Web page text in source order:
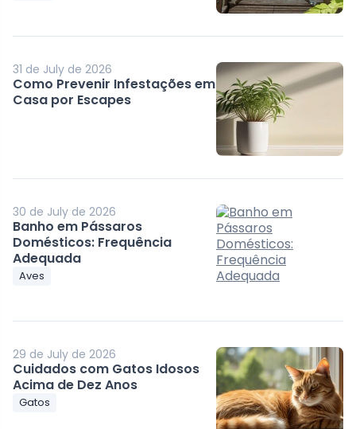
31 de July de 2026
Como Prevenir Infestações em
Casa por Escapes
30 de July de 2026
Banho em Pássaros
Domésticos: Frequência
Adequada
Aves
29 de July de 2026
Cuidados com Gatos Idosos
Acima de Dez Anos
Gatos